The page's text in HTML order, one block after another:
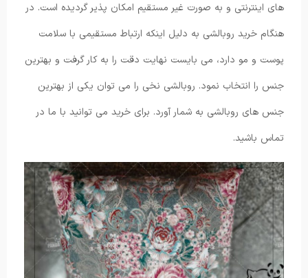
های اینترنتی و به صورت غیر مستقیم امکان پذیر گردیده است. در
هنگام خرید روبالشی به دلیل اینکه ارتباط مستقیمی با سلامت
پوست و مو دارد، می بایست نهایت دقت را به کار گرفت و بهترین
جنس را انتخاب نمود. روبالشی نخی را می توان یکی از بهترین
جنس های روبالشی به شمار آورد. برای خرید می توانید با ما در
تماس باشید.